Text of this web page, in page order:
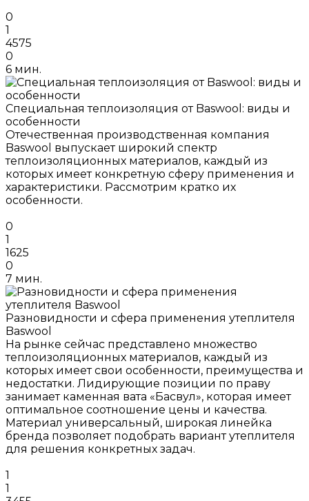
0
1
4575
0
6 мин.
Специальная теплоизоляция от Baswool: виды и
особенности
Отечественная производственная компания
Baswool выпускает широкий спектр
теплоизоляционных материалов, каждый из
которых имеет конкретную сферу применения и
характеристики. Рассмотрим кратко их
особенности.
0
1
1625
0
7 мин.
Разновидности и сфера применения утеплителя
Baswool
На рынке сейчас представлено множество
теплоизоляционных материалов, каждый из
которых имеет свои особенности, преимущества и
недостатки. Лидирующие позиции по праву
занимает каменная вата «Басвул», которая имеет
оптимальное соотношение цены и качества.
Материал универсальный, широкая линейка
бренда позволяет подобрать вариант утеплителя
для решения конкретных задач.
1
1